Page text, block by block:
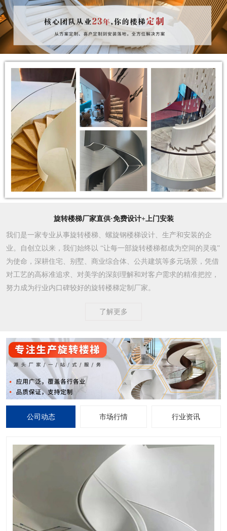
旋转楼梯厂家直供·免费设计+上门安装
我们是一家专业从事旋转楼梯、螺旋钢楼梯设计、生产和安装的企
业。自创立以来，我们始终以 “让每一部旋转楼梯都成为空间的灵魂”
为使命，深耕住宅、别墅、商业综合体、公共建筑等多元场景，凭借
对工艺的高标准追求、对美学的深刻理解和对客户需求的精准把控，
努力成为行业内口碑较好的旋转楼梯定制厂家。​
了解更多
公司动态 市场行情 行业资讯